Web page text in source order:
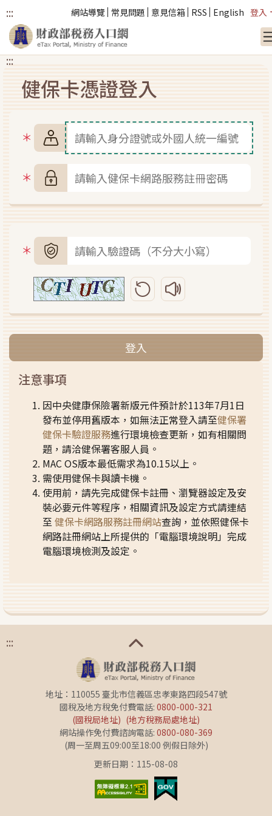
跳到主要內容
::: 網站導覽 常見問題 意見信箱 RSS English 登入
:::
健保卡憑證登入
身分證號
健保卡網路服務註冊密碼
圖形驗證碼
更新圖形驗證碼播放圖形驗證碼語音
登入
注意事項
因中央健康保險署新版元件預計於113年7月1日
發布並停用舊版本，如無法正常登入請至健保署
健保卡驗證服務進行環境檢查更新，如有相關問
題，請洽健保署客服人員。
MAC OS版本最低需求為10.15以上。
需使用健保卡與讀卡機。
使用前，請先完成健保卡註冊、瀏覽器設定及安
裝必要元件等程序，相關資訊及設定方式請連結
至健保卡網路服務註冊網站查詢，並依照健保卡
網路註冊網站上所提供的「電腦環境說明」完成
電腦環境檢測及設定。
:::
地址：110055 臺北市信義區忠孝東路四段547號
國稅及地方稅免付費電話: 0800-000-321
(國稅局地址) (地方稅務局處地址)
網站操作免付費諮詢電話: 0800-080-369
(周一至周五09:00至18:00 例假日除外)
更新日期：115-08-08